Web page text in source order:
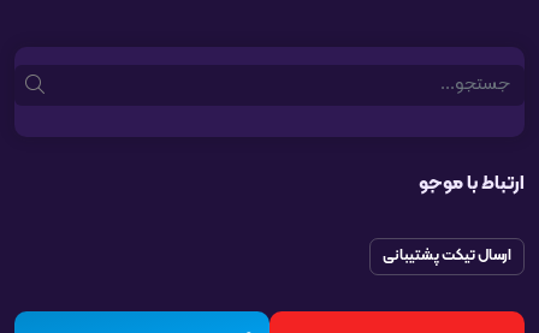
Search
ارتباط با موجو
ارسال تیکت پشتیبانی